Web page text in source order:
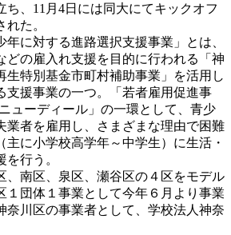
ち、11月4日には同大にてキックオフ
た。
に対する進路選択支援事業」とは、
どの雇入れ支援を目的に行われる「神
生特別基金市町村補助事業」を活用し
支援事業の一つ。「若者雇用促進事
ューディール」の一環として、青少
業者を雇用し、さまざまな理由で困難
主に小学校高学年～中学生）に生活・
行う。
南区、泉区、瀬谷区の４区をモデル
１団体１事業として今年６月より事業
奈川区の事業者として、学校法人神奈